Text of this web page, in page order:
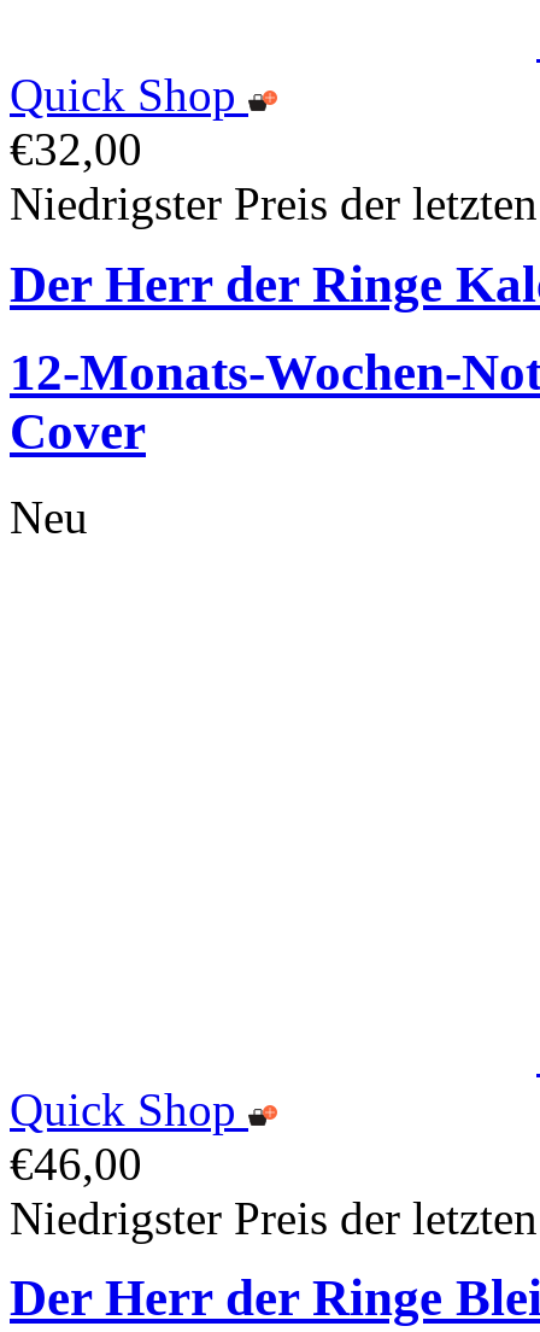
Quick Shop
€32,00
Niedrigster Preis der
Der Herr der Ringe
12-Monats-Wochen-
Cover
Neu
Quick Shop
€46,00
Niedrigster Preis der
Der Herr der Ringe